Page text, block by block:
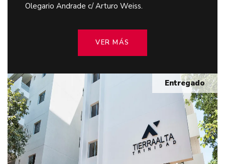
Olegario Andrade c/ Arturo Weiss.
VER MÁS
Entregado